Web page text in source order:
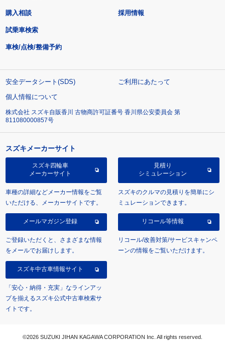
購入相談
試乗車検索
車検/点検/整備予約
採用情報
安全データシート(SDS)
ご利用にあたって
個人情報について
株式会社 スズキ自販香川 古物商許可証番号 香川県公安委員会 第
811080000857号
スズキメーカーサイト
スズキ四輪車
メーカーサイト
車種の詳細などメーカー情報をご覧
いただける、メーカーサイトです。
見積り
シミュレーション
スズキのクルマの見積りを簡単にシ
ミュレーションできます。
メールマガジン登録
ご登録いただくと、さまざまな情報
をメールでお届けします。
リコール等情報
リコール/改善対策/サービスキャンペ
ーンの情報をご覧いただけます。
スズキ中古車情報サイト
「安心・納得・充実」なラインアッ
プを揃えるスズキ公式中古車検索サ
イトです。
©2026 SUZUKI JIHAN KAGAWA CORPORATION Inc. All rights reserved.